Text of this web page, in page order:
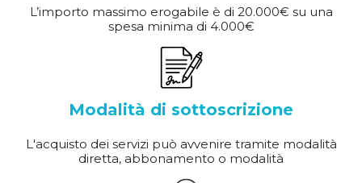
L’importo massimo erogabile è di 20.000€ su una
spesa minima di 4.000€
Modalità di sottoscrizione
L'acquisto dei servizi può avvenire tramite modalità
diretta, abbonamento o modalità